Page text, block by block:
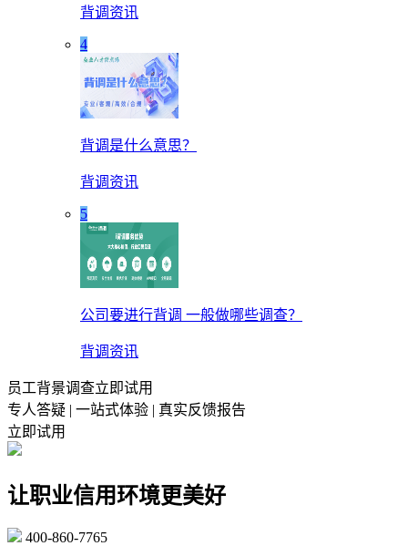
背调资讯
4
背调是什么意思？
背调资讯
5
公司要进行背调 一般做哪些调查？
背调资讯
员工背景调查立即试用
专人答疑 | 一站式体验 | 真实反馈报告
立即试用
让职业信用环境更美好
400-860-7765